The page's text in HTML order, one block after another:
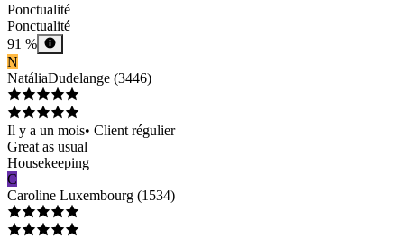
Ponctualité
Ponctualité
91 %
N
NatáliaDudelange (3446)
Il y a un mois• Client régulier
Great as usual
Housekeeping
C
Caroline Luxembourg (1534)